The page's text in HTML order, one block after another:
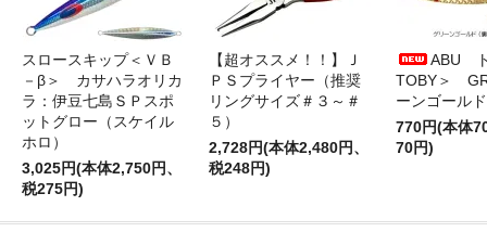
スロースキップ＜ＶＢ
－β＞ カサハラオリカ
ラ：伊豆七島ＳＰスポ
ットグロー（スケイル
ホロ）
3,025円(本体2,750円、
税275円)
【超オススメ！！】Ｊ
ＰＳプライヤー（推奨
リングサイズ＃３～＃
５）
2,728円(本体2,480円、
税248円)
ABU
TOBY＞
ーンゴールド
770円(本体
70円)